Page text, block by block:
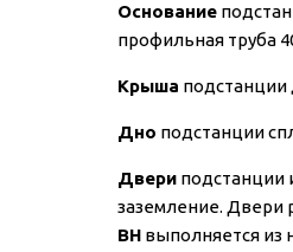
Основание
профильная труба
Крыша подстанции
Дно подстанции
Двери подстанции
заземление. Двери
ВН выполняется из